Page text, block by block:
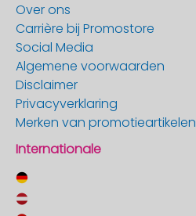
Over ons
Carrière bij Promostore
Social Media
Algemene voorwaarden
Disclaimer
Privacyverklaring
Merken van promotieartikelen
Internationale